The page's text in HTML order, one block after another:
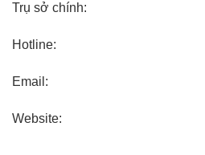
Trụ sở chính:
Hotline:
Email:
Website: